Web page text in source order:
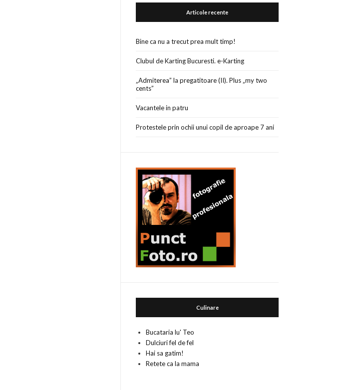
Articole recente
Bine ca nu a trecut prea mult timp!
Clubul de Karting Bucuresti. e-Karting
„Admiterea” la pregatitoare (II). Plus „my two
cents”
Vacantele in patru
Protestele prin ochii unui copil de aproape 7 ani
Culinare
Bucataria lu' Teo
Dulciuri fel de fel
Hai sa gatim!
Retete ca la mama